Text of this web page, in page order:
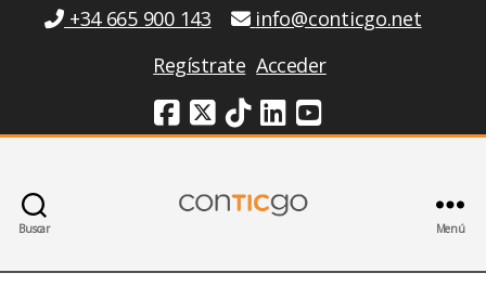
Información
+34 665 900 143
info@conticgo.net
Regístrate Acceder
Redes Sociales
Buscar Menú